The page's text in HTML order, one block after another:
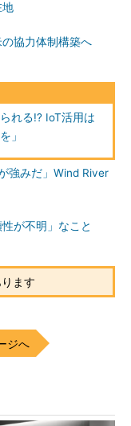
地
協力体制構築へ
れる!? IoT活用は
」
強みだ」Wind River
が不明」なこと
ます
ジへ